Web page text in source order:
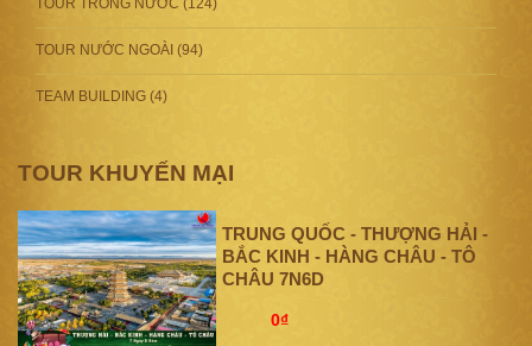
TOUR TRONG NƯỚC (124)
TOUR NƯỚC NGOÀI (94)
TEAM BUILDING (4)
TOUR KHUYẾN MẠI
TRUNG QUỐC - THƯỢNG HẢI -
BẮC KINH - HÀNG CHÂU - TÔ
CHÂU 7N6D
0₫